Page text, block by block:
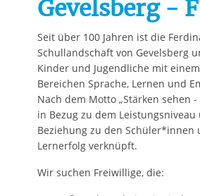
Gevelsberg -
Seit über 100 Jahren ist die
Schullandschaft von Gevelsberg
Kinder und Jugendliche mit
Bereichen Sprache, Lernen und
Nach dem Motto „Stärken sehen
in Bezug zu dem
Beziehung zu den
Lernerfolg verknüpft.
Wir suchen Freiwillige, die: